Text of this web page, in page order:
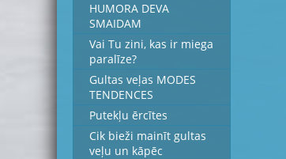
HUMORA DEVA
SMAIDAM
Vai Tu zini, kas ir miega
paralīze?
Gultas veļas MODES
TENDENCES
Putekļu ērcītes
Cik bieži mainīt gultas
veļu un kāpēc